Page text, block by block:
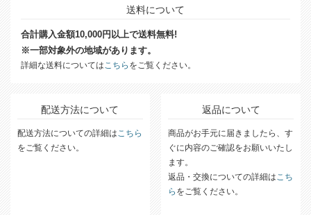
送料について
合計購入金額10,000円以上で送料無料!
※一部対象外の地域があります。
詳細な送料についてはこちら をご覧ください。
配送方法について
配送方法についての詳細はこちら
をご覧ください。
返品について
商品がお手元に届きましたら、す
ぐに内容のご確認をお願いいたし
ます。
返品・交換についての詳細はこち
ら をご覧ください。